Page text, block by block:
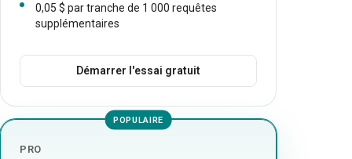
0,05 $ par tranche de 1 000 requêtes
supplémentaires
Démarrer l'essai gratuit
POPULAIRE
PRO